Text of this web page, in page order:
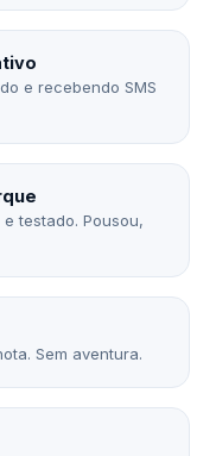
e recebendo SMS
testado. Pousou,
Sem aventura.